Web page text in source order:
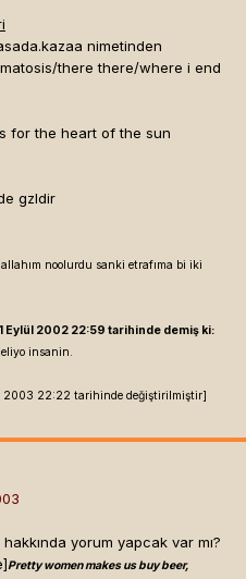
nimetinden
there there/where i end
for the heart of the sun
gzldir
noolurdu sanki etrafıma bi iki
Eylül 2002 22:59 tarihinde demiş ki:
insanin.
2003 22:22 tarihinde değiştirilmiştir]
yorum yapcak var mı?
Pretty women makes us buy beer,